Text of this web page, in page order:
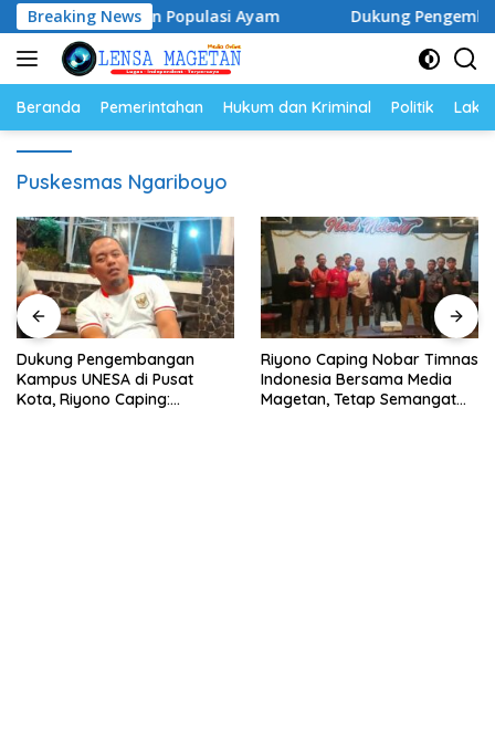
Langsung
ke
konten
Breaking News
dan Populasi Ayam Dukung Pengembangan
Beranda Pemerintahan Hukum dan Kriminal Politik
Puskesmas Ngariboyo
Dukung Pengembangan
Kampus UNESA di Pusat
Kota, Riyono Caping:
Riyono Caping Nobar Timnas
Indonesia Bersama Media
Magetan, Tetap Semangat